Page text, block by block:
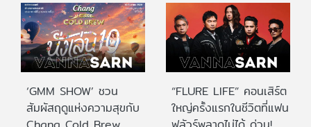
‘GMM SHOW’ ชวน
สัมผัสฤดูแห่งความสุขกับ
“FLURE LIFE” คอนเสิร์ต
ใหญ่ครั้งแรกในชีวิตที่แฟน